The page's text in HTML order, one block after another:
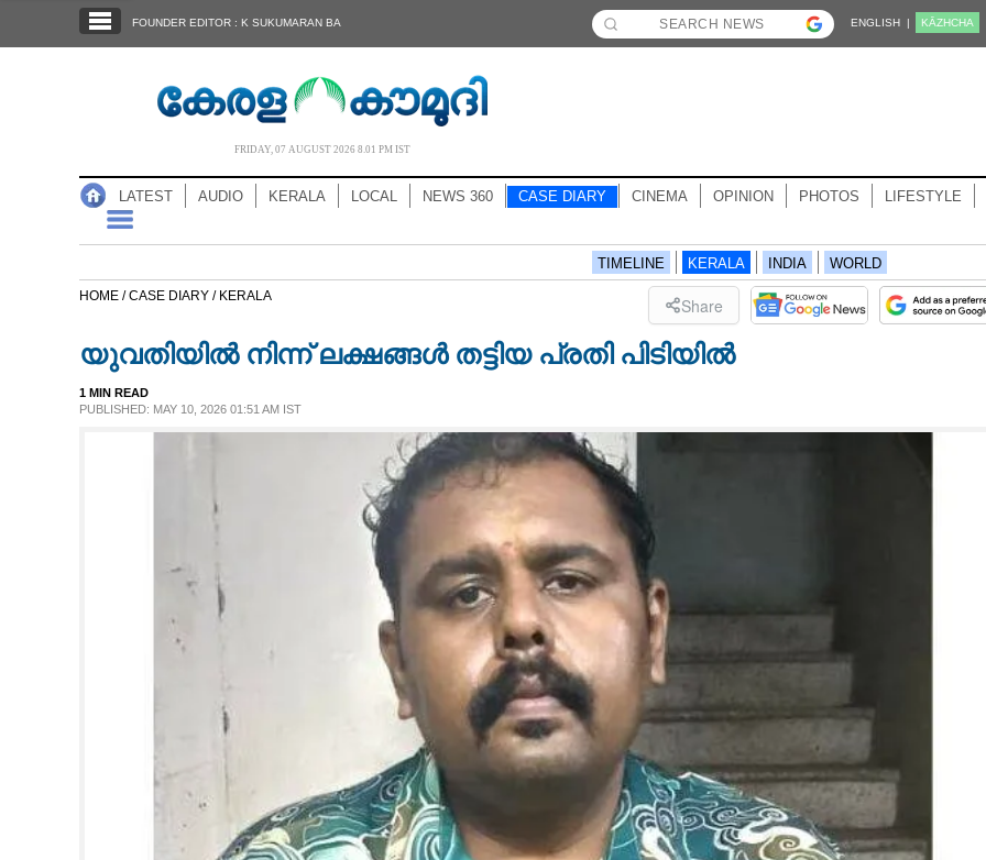
NOTIFIED NEWS
FOUNDER EDITOR : K SUKUMARAN BA ENGLISH | KĀZHCHA
FRIDAY, 07 AUGUST 2026 8.01 PM IST
LATEST AUDIO KERALA LOCAL NEWS 360 CASE DIARY CINEMA OPINION PHOTOS LIFESTYLE
TIMELINE KERALA INDIA WORLD
HOME /CASE DIARY / KERALA Share
യുവതിയിൽ നിന്ന് ലക്ഷങ്ങൾ തട്ടിയ പ്രതി പിടിയിൽ
1 MIN READ
PUBLISHED: MAY 10, 2026 01:51 AM IST